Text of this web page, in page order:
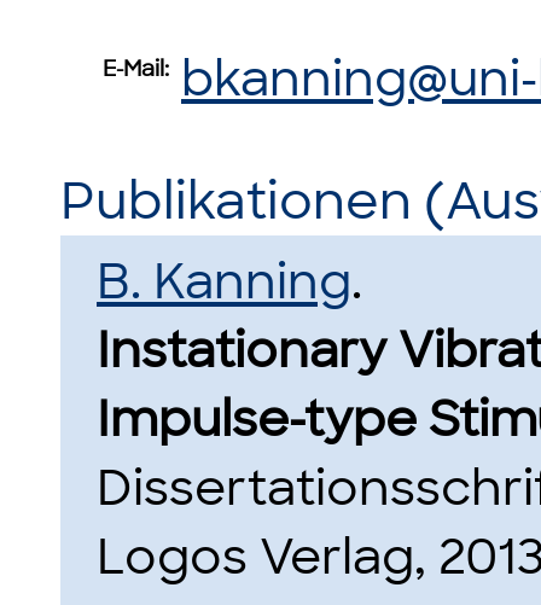
E-Mail:
Publikationen
B. Kanning.
Instationary
Impulse-type
Logos Verlag,